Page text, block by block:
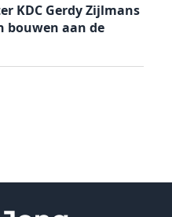
KDC Gerdy Zijlmans
bouwen aan de